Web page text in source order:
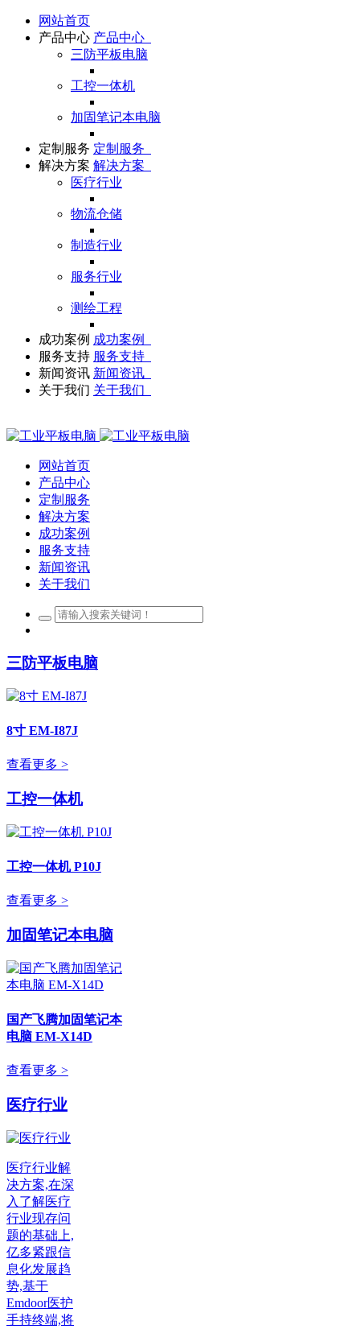
网站首页
产品中心 产品中心
三防平板电脑
工控一体机
加固笔记本电脑
定制服务 定制服务
解决方案 解决方案
医疗行业
物流仓储
制造行业
服务行业
测绘工程
成功案例 成功案例
服务支持 服务支持
新闻资讯 新闻资讯
关于我们 关于我们
网站首页
产品中心
定制服务
解决方案
成功案例
服务支持
新闻资讯
关于我们
三防平板电脑
8寸 EM-I87J
查看更多 >
工控一体机
工控一体机 P10J
查看更多 >
加固笔记本电脑
国产飞腾加固笔记本
电脑 EM-X14D
查看更多 >
医疗行业
医疗行业解
决方案,在深
入了解医疗
行业现存问
题的基础上,
亿多紧跟信
息化发展趋
势,基于
Emdoor医护
手持终端,将